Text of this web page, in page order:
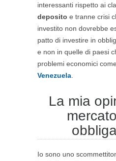
interessanti rispetto ai
deposito e tranne crisi
investito non dovrebbe
patto di investire in
e non in quelle di paesi
problemi economici come
Venezuela
La mia
Io sono uno